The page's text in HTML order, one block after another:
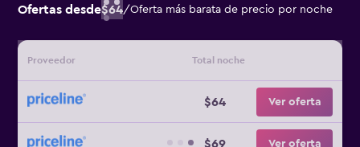
Ofertas desde$64/Oferta más barata de precio por noche
Proveedor Total noche
$64 Ver oferta
$69 Ver oferta